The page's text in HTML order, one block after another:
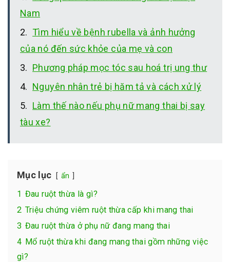
Nam
Tìm hiểu về bệnh rubella và ảnh hưởng
của nó đến sức khỏe của mẹ và con
Phương pháp mọc tóc sau hoá trị ung thư
Nguyên nhân trẻ bị hăm tả và cách xử lý
Làm thế nào nếu phụ nữ mang thai bị say
tàu xe?
Mục lục ẩn
1 Đau ruột thừa là gì?
2 Triệu chứng viêm ruột thừa cấp khi mang thai
3 Đau ruột thừa ở phụ nữ đang mang thai
4 Mổ ruột thừa khi đang mang thai gồm những việc
gì?